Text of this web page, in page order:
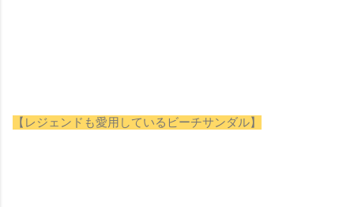
【レジェンドも愛用しているビーチサンダル】